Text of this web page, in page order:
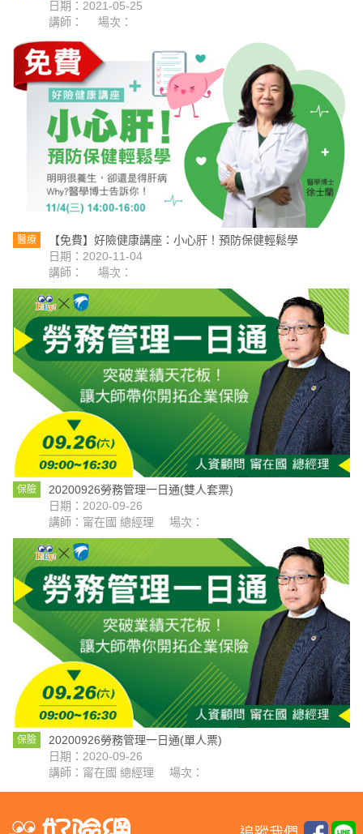
日期：2021-05-25
講師：
場次：
醫療
【免費】好險健康講座：小心肝！預防保健輕鬆學
日期：2020-11-04
講師：
場次：
保險
20200926勞務管理一日通(雙人套票)
日期：2020-09-26
講師：甯在國 總經理
場次：
保險
20200926勞務管理一日通(單人票)
日期：2020-09-26
講師：甯在國 總經理
場次：